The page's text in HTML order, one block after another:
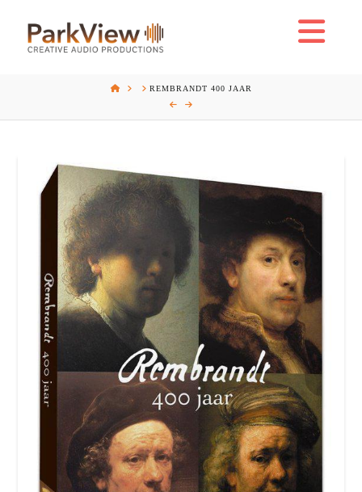
HOME REMBRANDT 400 JAAR